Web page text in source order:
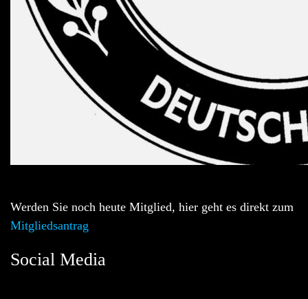
Werden Sie noch heute Mitglied, hier geht es direkt zum
Mitgliedsantrag
Social Media